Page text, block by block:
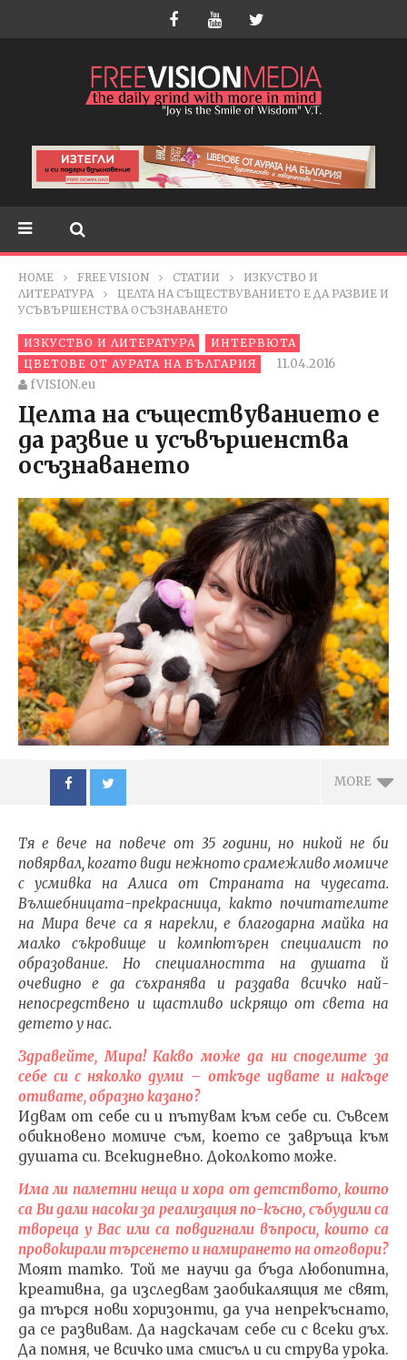
HOME FREE VISION СТАТИИ
ИЗКУСТВО И
ЛИТЕРАТУРА
ЦЕЛТА НА СЪЩЕСТВУВАНИЕТО Е ДА РАЗВИЕ И
УСЪВЪРШЕНСТВА ОСЪЗНАВАНЕТО
ИЗКУСТВО И ЛИТЕРАТУРА
ИНТЕРВЮТА
ЦВЕТОВЕ ОТ АУРАТА НА БЪЛГАРИЯ
11.04.2016
fVISION.eu
Целта на съществуванието е
да развие и усъвършенства
осъзнаването
MORE
NOW VIEWING
Целта на
съществуванието е да
развие и
11.04.2016
fVISION.eu
Тя е вече на повече от 35 години, но никой не би
повярвал, когато види нежното срамежливо момиче
с усмивка на Алиса от Страната на чудесата.
Вълшебницата-прекрасница, както почитателите
на Мира вече са я нарекли, е благодарна майка на
малко съкровище и компютърен специалист по
образование. Но специалността на душата й
очевидно е да съхранява и раздава всичко най-
непосредствено и щастливо искрящо от света на
детето у нас.
Здравейте, Мира! Какво може да ни споделите за
себе си с няколко думи – откъде идвате и накъде
отивате, образно казано?
Идвам от себе си и пътувам към себе си. Съвсем
обикновено момиче съм, което се завръща към
душата си. Всекидневно. Доколкото може.
Има ли паметни неща и хора от детството, които
са Ви дали насоки за реализация по-късно, събудили са
твореца у Вас или са повдигнали въпроси, които са
провокирали търсенето и намирането на отговори?
Моят татко. Той ме научи да бъда любопитна,
креативна, да изследвам заобикалящия ме свят,
да търся нови хоризонти, да уча непрекъснато,
да се развивам. Да надскачам себе си с всеки дъх.
Да помня, че всичко има смисъл и си струва урока.